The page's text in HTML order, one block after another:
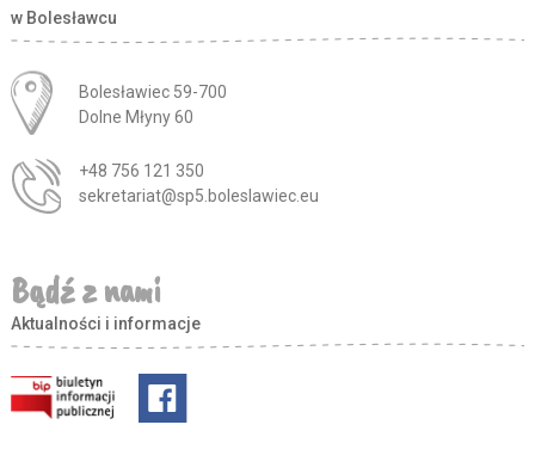
w Bolesławcu
Adres pocztowy:
Bolesławiec 59-700
Dolne Młyny 60
+48 756 121 350
sekretariat@sp5.boleslawiec.eu
Bądź z nami
Aktualności i informacje